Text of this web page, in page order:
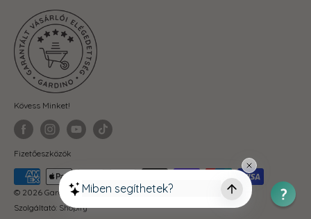
Fit-out cégeknek
Adatkezelési Tájékoztató
Visszaküldés és elállás
Kövess Minket!
Fizetőeszközök
© 2026 Gardino
Szolgáltató: Shopify